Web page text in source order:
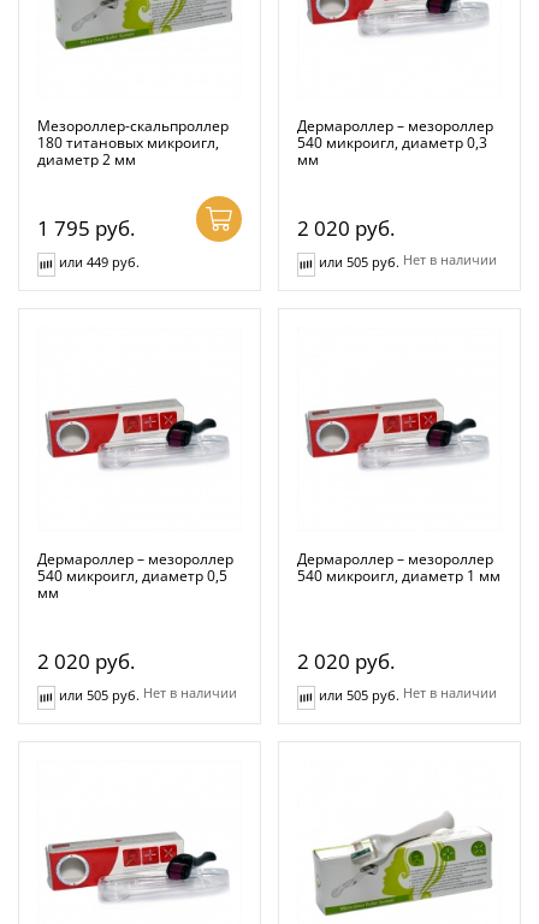
Мезороллер-скальпроллер
180 титановых микроигл,
диаметр 2 мм
1 795 руб.
или 449 руб.
Дермароллер – мезороллер
540 микроигл, диаметр 0,3
мм
2 020 руб.
Нет в наличии
или 505 руб.
Дермароллер – мезороллер
540 микроигл, диаметр 0,5
мм
2 020 руб.
Нет в наличии
или 505 руб.
Дермароллер – мезороллер
540 микроигл, диаметр 1 мм
2 020 руб.
Нет в наличии
или 505 руб.